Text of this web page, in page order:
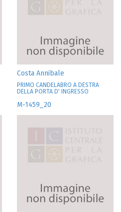
Costa Annibale
PRIMO CANDELABRO A DESTRA
DELLA PORTA D' INGRESSO
M-1459_20